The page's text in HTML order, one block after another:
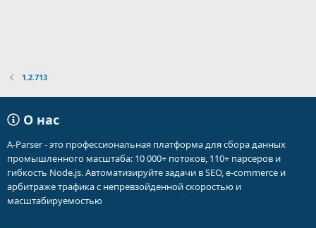
1.2.713
О нас
A-Parser - это профессиональная платформа для сбора данных
промышленного масштаба: 10 000+ потоков, 110+ парсеров и
гибкость Node.js. Автоматизируйте задачи в SEO, e-commerce и
арбитраже трафика с непревзойденной скоростью и
масштабируемостью